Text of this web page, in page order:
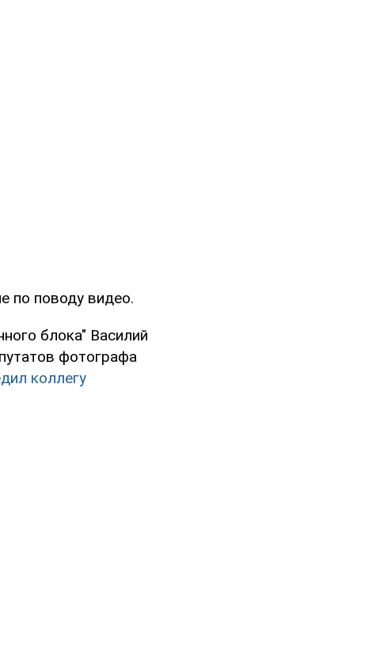
по поводу видео.
блока" Василий
фотографа
коллегу